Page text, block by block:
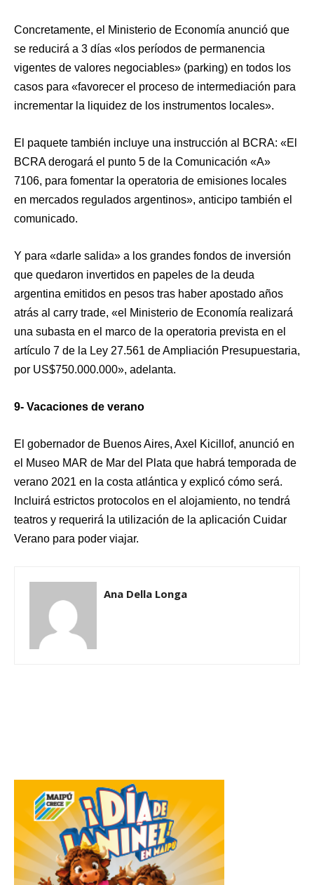
Concretamente, el Ministerio de Economía anunció que
se reducirá a 3 días «los períodos de permanencia
vigentes de valores negociables» (parking) en todos los
casos para «favorecer el proceso de intermediación para
incrementar la liquidez de los instrumentos locales».
El paquete también incluye una instrucción al BCRA: «El
BCRA derogará el punto 5 de la Comunicación «A»
7106, para fomentar la operatoria de emisiones locales
en mercados regulados argentinos», anticipo también el
comunicado.
Y para «darle salida» a los grandes fondos de inversión
que quedaron invertidos en papeles de la deuda
argentina emitidos en pesos tras haber apostado años
atrás al carry trade, «el Ministerio de Economía realizará
una subasta en el marco de la operatoria prevista en el
artículo 7 de la Ley 27.561 de Ampliación Presupuestaria,
por US$750.000.000», adelanta.
9- Vacaciones de verano
El gobernador de Buenos Aires, Axel Kicillof, anunció en
el Museo MAR de Mar del Plata que habrá temporada de
verano 2021 en la costa atlántica y explicó cómo será.
Incluirá estrictos protocolos en el alojamiento, no tendrá
teatros y requerirá la utilización de la aplicación Cuidar
Verano para poder viajar.
Ana Della Longa